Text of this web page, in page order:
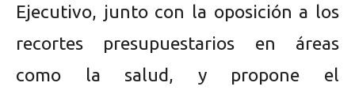
Ejecutivo, junto con la oposición a los
recortes presupuestarios en áreas
como la salud, y propone el